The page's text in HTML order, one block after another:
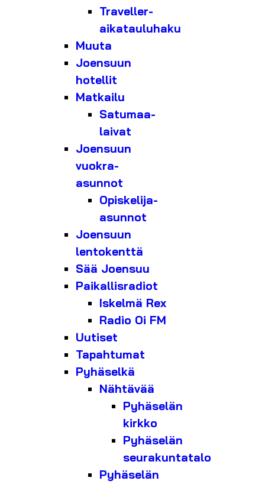
Traveller-
aikatauluhaku
Muuta
Joensuun
hotellit
Matkailu
Satumaa-
laivat
Joensuun
vuokra-
asunnot
Opiskelija-
asunnot
Joensuun
lentokenttä
Sää Joensuu
Paikallisradiot
Iskelmä Rex
Radio Oi FM
Uutiset
Tapahtumat
Pyhäselkä
Nähtävää
Pyhäselän
kirkko
Pyhäselän
seurakuntatalo
Pyhäselän